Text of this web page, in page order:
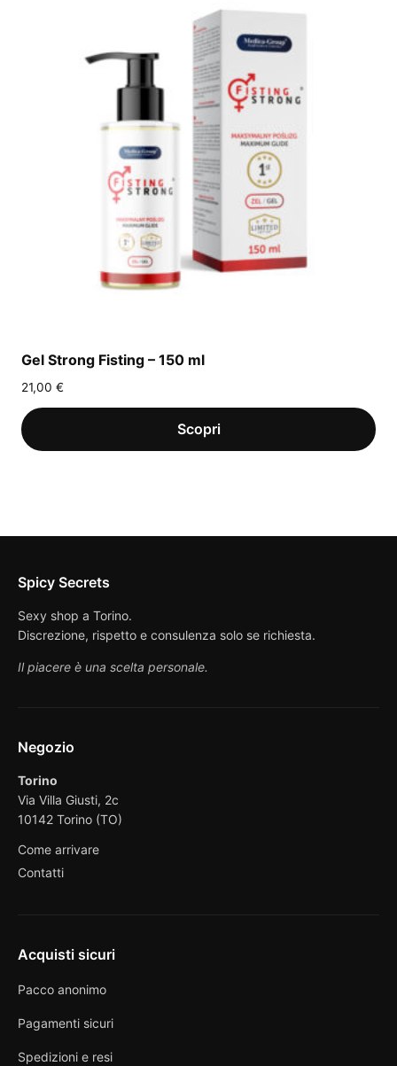
Gel Strong Fisting – 150 ml
21,00 €
Spicy Secrets
Sexy shop a Torino.
Discrezione, rispetto e consulenza solo se richiesta.
Il piacere è una scelta personale.
Negozio
Torino
Via Villa Giusti, 2c
10142 Torino (TO)
Come arrivare
Contatti
Acquisti sicuri
Pacco anonimo
Pagamenti sicuri
Spedizioni e resi